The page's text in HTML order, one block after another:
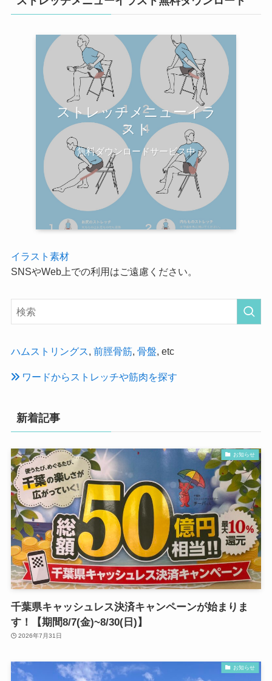
ストレッチメニューイラ
スト
無料ダウンロードサービス中
イラスト素材
SNSやWeb上での利用はご遠慮ください。
ハムストリングス, 前脛骨筋, 骨盤, etc
ワードからストレッチや筋肉を探す
新着記事
お知らせ
千葉県キャッシュレス決済キャンペーンが始まりま
す！【期間8/7(金)~8/30(日)】
2026年7月31日
お知らせ